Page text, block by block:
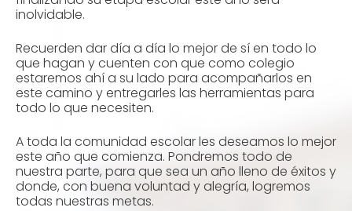
inolvidable.
Recuerden dar día a día lo mejor de sí en todo lo
que hagan y cuenten con que como colegio
estaremos ahí a su lado para acompañarlos en
este camino y entregarles las herramientas para
todo lo que necesiten.
A toda la comunidad escolar les deseamos lo mejor
este año que comienza. Pondremos todo de
nuestra parte, para que sea un año lleno de éxitos y
donde, con buena voluntad y alegría, logremos
todas nuestras metas.